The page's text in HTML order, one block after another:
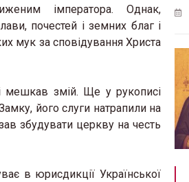
імператора. Однак,
почестей і земних благ і
мук за сповідування Христа
мешкав змій. Ще у рукописі
його слуги натрапили на
збудувати церкву на честь
в юрисдикції Української